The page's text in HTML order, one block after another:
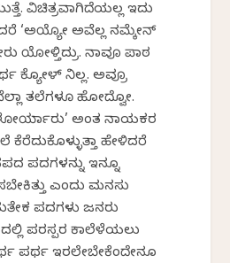
ವಿಚಿತ್ರವಾಗಿದೆಯಲ್ಲ ಇದು
‘ಅಯ್ಯೋ ಅವೆಲ್ಲ ನಮ್ಕೇನ್
ಯೋಳ್ತಿದ್ರು. ನಾವೂ ಪಾಠ
ಕ್ಯೋಳ್ ನಿಲ್ಲ. ಅವ್ರೂ
ತಲೆಗಳೂ ಹೋದ್ವೋ.
ಅಂತ ನಾಯಕರ
ಹೇಳಿದರೆ
ಪದಗಳನ್ನು ಇನ್ನೂ
ಎಂದು ಮನಸು
ಪದಗಳು ಜನರು
ಪರಸ್ಪರ ಕಾಲೆಳೆಯಲು
ಪರ್ಥ ಇರಲೇಬೇಕೆಂದೇನೂ